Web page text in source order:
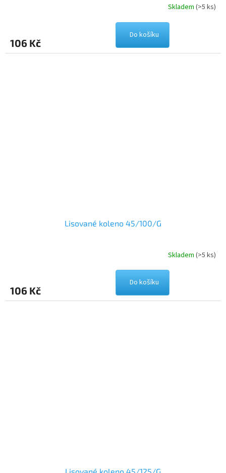
Skladem (>5 ks)
106 Kč
Do košíku
Lisované koleno 45/100/G
Skladem (>5 ks)
106 Kč
Do košíku